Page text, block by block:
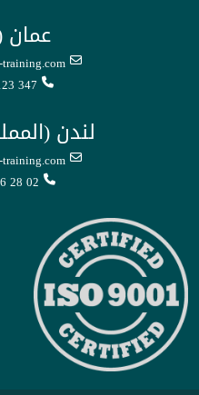
عمان
347
لندن
28 02